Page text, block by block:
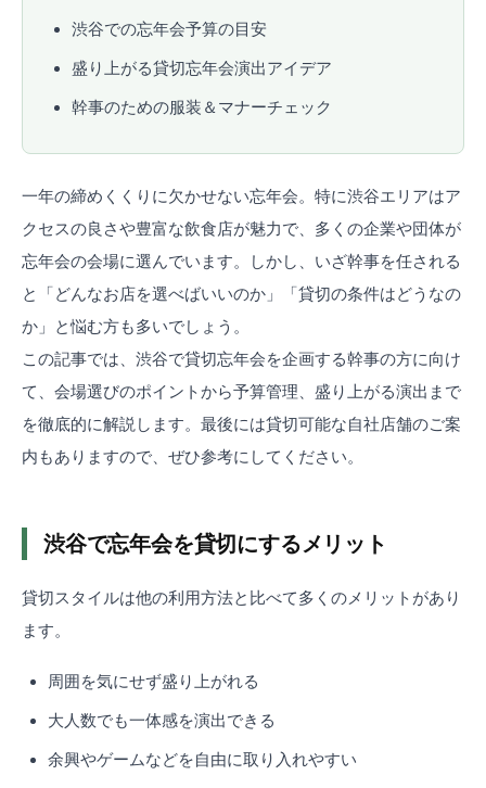
渋谷での忘年会予算の目安
盛り上がる貸切忘年会演出アイデア
幹事のための服装＆マナーチェック
一年の締めくくりに欠かせない忘年会。特に渋谷エリアはア
クセスの良さや豊富な飲食店が魅力で、多くの企業や団体が
忘年会の会場に選んでいます。しかし、いざ幹事を任される
と「どんなお店を選べばいいのか」「貸切の条件はどうなの
か」と悩む方も多いでしょう。
この記事では、渋谷で貸切忘年会を企画する幹事の方に向け
て、会場選びのポイントから予算管理、盛り上がる演出まで
を徹底的に解説します。最後には貸切可能な自社店舗のご案
内もありますので、ぜひ参考にしてください。
渋谷で忘年会を貸切にするメリット
貸切スタイルは他の利用方法と比べて多くのメリットがあり
ます。
周囲を気にせず盛り上がれる
大人数でも一体感を演出できる
余興やゲームなどを自由に取り入れやすい